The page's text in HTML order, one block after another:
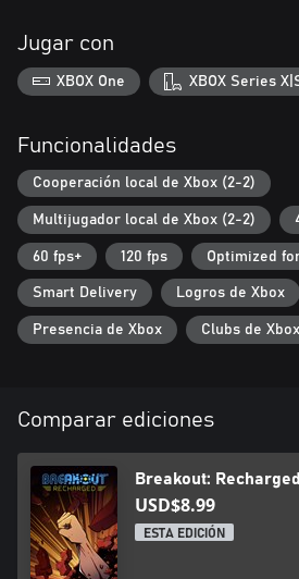
Jugar con
XBOX One XBOX Series
Funcionalidades
Cooperación local de Xbox (2-2)
Multijugador local de Xbox (2-2)
60 fps+ 120 fps Optimized
Smart Delivery Logros de Xbox
Presencia de Xbox Clubs de Xbox
Comparar ediciones
Breakout: Recharged
USD$8.99
ESTA EDICIÓN